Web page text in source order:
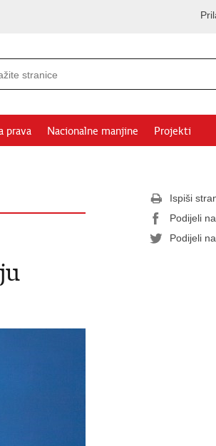
prava Nacionalne manjine Projekti
Ispiši
Podijeli
Podijeli